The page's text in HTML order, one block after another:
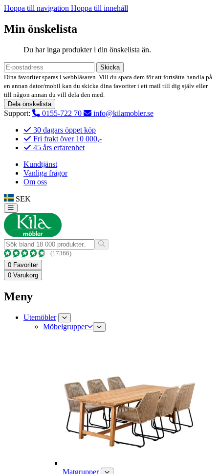
Hoppa till navigation Hoppa till innehåll
Min önskelista
Du har inga produkter i din önskelista än.
Skicka
Dina favoriter sparas i webbläsaren. Vill du spara dem för att fortsätta handla på
en annan dator/mobil kan du skicka dina favoriter i ett mail till dig själv eller
till någon annan du vill dela den med.
Dela önskelista
Support: 0155-722 70
info@kilamobler.se
30 dagars öppet köp
Fri frakt över 10 000,-
45 års erfarenhet
Kundtjänst
Vanliga frågor
Om oss
SEK
(17366)
0 Favoriter
0 Varukorg
Meny
Utemöbler
Möbelgrupper
Matgrupper